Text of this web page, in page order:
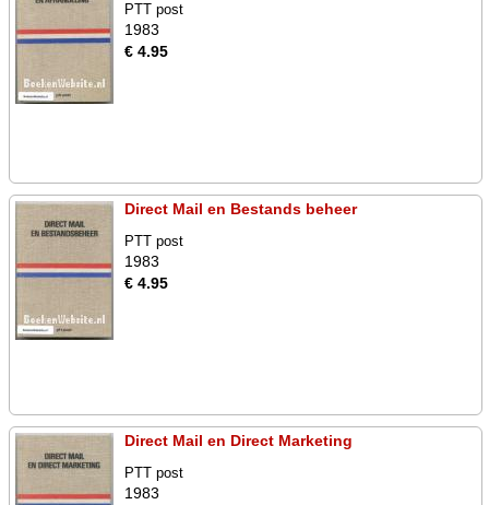
PTT post
1983
€ 4.95
Direct Mail en Bestands beheer
PTT post
1983
€ 4.95
Direct Mail en Direct Marketing
PTT post
1983